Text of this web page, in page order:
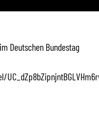
Deutschen Bundestag